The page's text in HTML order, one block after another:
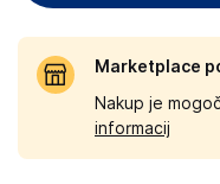
Marketplace
Nakup je
informacij